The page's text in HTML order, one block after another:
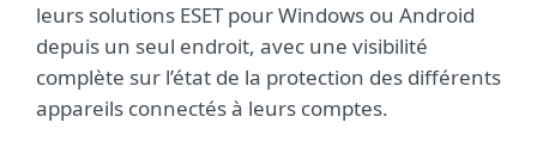
leurs solutions ESET pour Windows ou Android
depuis un seul endroit, avec une visibilité
complète sur l’état de la protection des différents
appareils connectés à leurs comptes.